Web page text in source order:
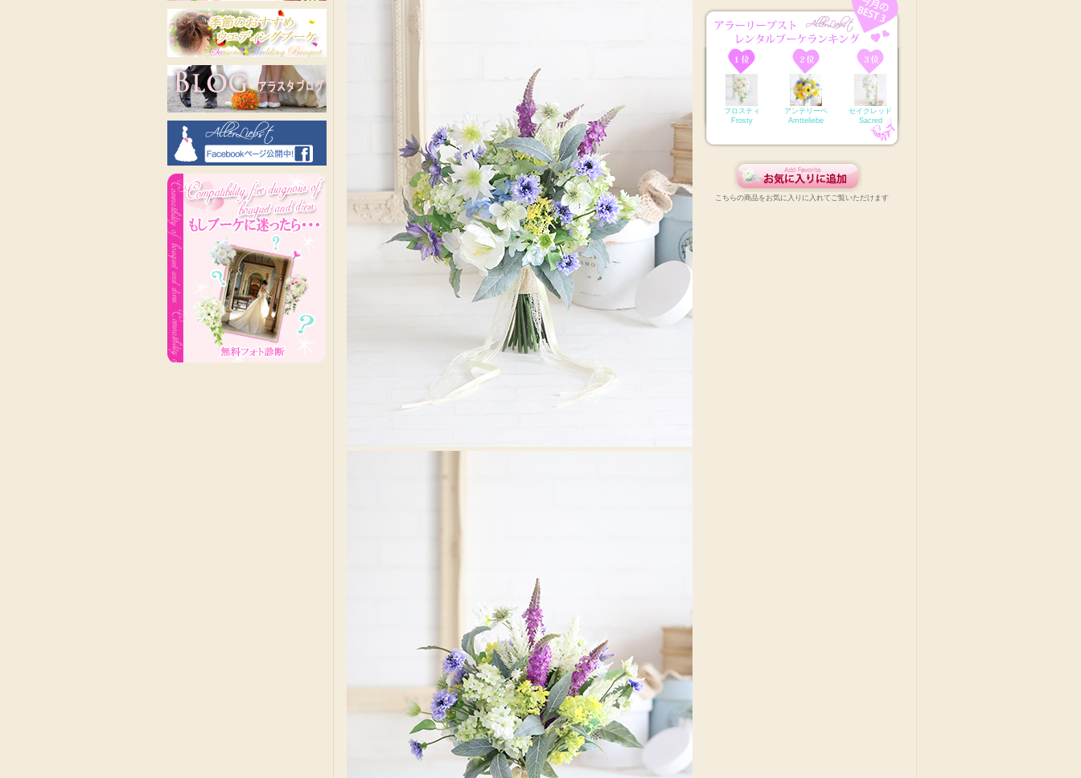
フロスティ
Frosty
アンテリーベ
Amtteliebe
セイクレッド
Sacred
こちらの商品をお気に入りに入れてご覧いただけます